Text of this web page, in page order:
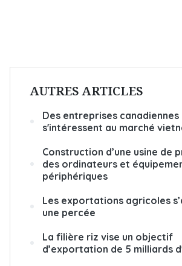
AUTRES ARTICLES
Des entreprises canadiennes
s'intéressent au marché
Construction d’une usine de
des ordinateurs et
périphériques
Les exportations agricoles
une percée
La filière riz vise un objectif
d’exportation de 5 milliards